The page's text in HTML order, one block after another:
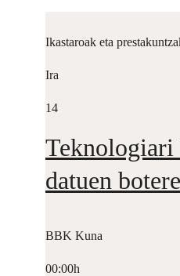
Ikastaroak eta
Ira
14
Teknologiari
datuen
BBK Kuna
00:00h